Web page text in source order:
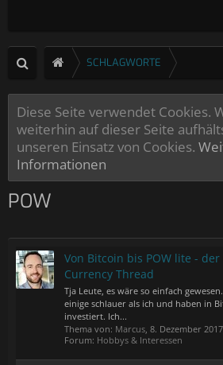
SCHLAGWORTE
Diese Seite verwendet Cookies.
weiterhin auf dieser Seite
unseren Einsatz von Cookies.
Informationen
POW
Von Bitcoin bis POW lite -
Currency Thread
Tja Leute, es wäre so einfach
einige schlauer als ich und haben in
investiert. Ich...
Thema von: Marcus, 8. Dezember 2017
Forum: Hobbys & Interessen